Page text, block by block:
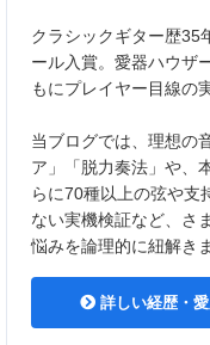
クラシックギター歴35
ール入賞。愛器ハウザ
もにプレイヤー目線の
当ブログでは、理想の
ア」「脱力奏法」や、
らに70種以上の弦や支
ない実機検証など、さ
悩みを論理的に紐解き
詳しい経歴・